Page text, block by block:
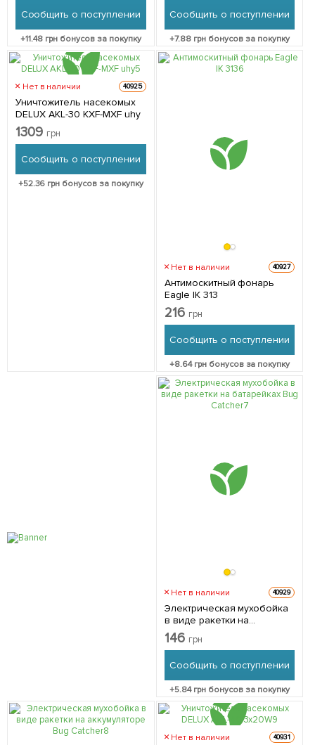
Сообщить о поступлении
+11.48грн бонусов за покупку
Сообщить о поступлении
+7.88 грн бонусов за покупку
Нет в наличии 40925
Уничтожитель насекомых
DELUX AKL-30 KXF-MXF uhy
1309 грн
Сообщить о поступлении
+52.36 грн бонусов за покупку
Нет в наличии 40927
Антимоскитный фонарь
Eagle IK 313
216 грн
Сообщить о поступлении
+8.64грн бонусов за покупку
Нет в наличии 40929
Электрическая мухобойка
в виде ракетки на
батарейках Bug Catcher
146 грн
Сообщить о поступлении
+5.84грн бонусов за покупку
Нет в наличии 40931